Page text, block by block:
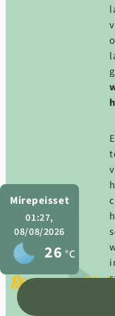
Stacaravans
Restaurant
Diensten
Mirepeisset
01:27,
08/08/2026
26 °C